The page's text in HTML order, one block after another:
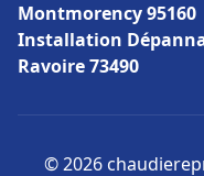
Montmorency 95160
Installation
Ravoire 73490
© 2026